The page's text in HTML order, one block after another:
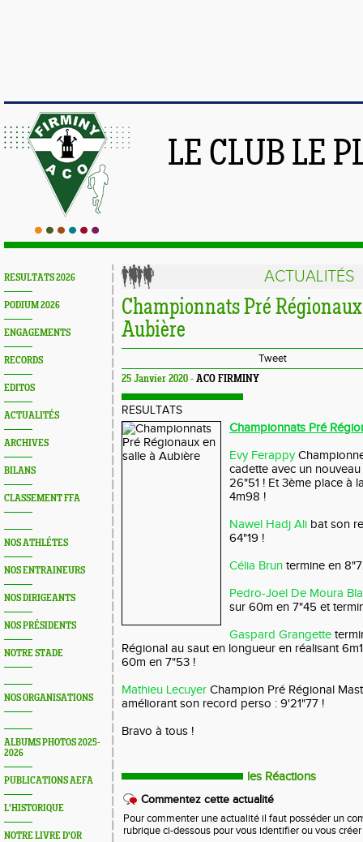
LE CLUB LE
RESULTATS 2026
PODIUM 2026
ENGAGEMENTS
RECORDS
EDITOS
ACTUALITÉS
ARCHIVES
BILANS
CLASSEMENT FFA
NOS ATHLÉTES
NOS ENTRAINEURS
NOS DIRIGEANTS
NOS PRÉSIDENTS
NOTRE STADE
NOS ORGANISATIONS
ALBUMS PHOTOS 2025-
2026
PUBLICATIONS AEFA
L'HISTORIQUE
NOTRE LIVRE D'OR
ACTUALITÉS
Championnats Pré
Aubière
Tweet
25 Janvier 2020 - ACO FIRMINY
RESULTATS
Championnats Pré
Evy Ferappy
cadette avec un
26"51 ! Et 3ème place à
4m98 !
Nawel Hadj Ali bat son
64"19 !
Célia Brun termine en
Pedro-Joel De Moura
sur 60m en 7"45 et
Gaspard Grangette
Régional au saut en longueur en réalisant
60m en 7"53 !
Mathieu Lecuyer Champion Pré Régional
améliorant son record perso : 9'21"77 !
Bravo à tous !
les Réactions
Commentez cette actualité
Pour commenter une actualité il faut posséder un
rubrique ci-dessous pour vous identifier ou vous